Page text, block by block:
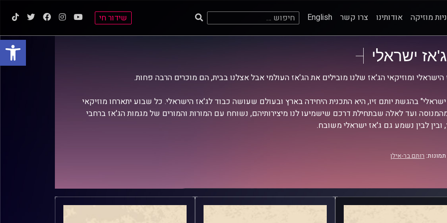
פתח
מוזיקה אודותינו צרו קשר English חיפוש: שידור חי
ג'אז ישראלי
הישראלי ומוזיקאי הג'אז שלנו מובילים את הג'אז העולמי אבל אצלנו בבית, הם מוכרים הרבה פחות.
בהגשת יותם זיו, היא התכנית היחידה בארץ ובעולם שעושה כבוד לג'אז הישראלי. כל שבוע יתארחו מוזיקאי
ועד לאלה שבתחילת דרכם שישמיעו לנו מיצירותיהם, נשוחח עם המורות והמורים של מגמות הג'אז ברחבי
ובין לבין נשמע גם ג'אז ישראלי משובח.
רותם בר-אילן